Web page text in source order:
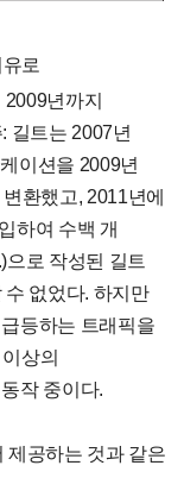
로
년까지
길트는 2007년
이션을 2009년
환했고, 2011년에
하여 수백 개
로 작성된 길트
없었다. 하지만
등하는 트래픽을
상의
작 중이다.
제공하는 것과 같은